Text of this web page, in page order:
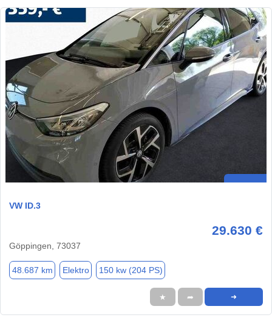
VW ID.3
29.630 €
Göppingen, 73037
48.687 km Elektro 150 kw (204 PS)
★ ➦ ➜